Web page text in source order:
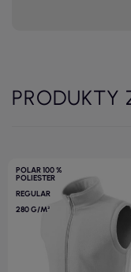
PRODUKTY
POLAR 100 %
POLIESTER
REGULAR
280 G/M²